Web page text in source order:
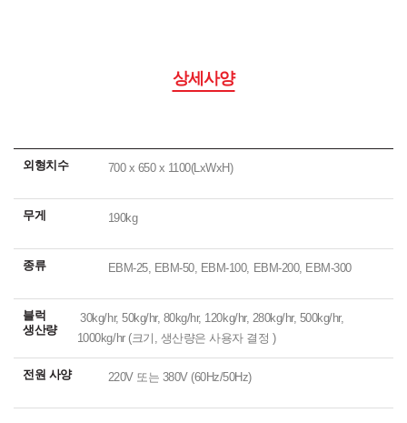
상세사양
외형치수 700 x 650 x 1100(LxWxH)
무게 190kg
종류 EBM-25, EBM-50, EBM-100, EBM-200, EBM-300
블럭
생산량
30kg/hr, 50kg/hr, 80kg/hr, 120kg/hr, 280kg/hr, 500kg/hr,
1000kg/hr (크기, 생산량은 사용자 결정 )
전원 사양 220V 또는 380V (60Hz/50Hz)